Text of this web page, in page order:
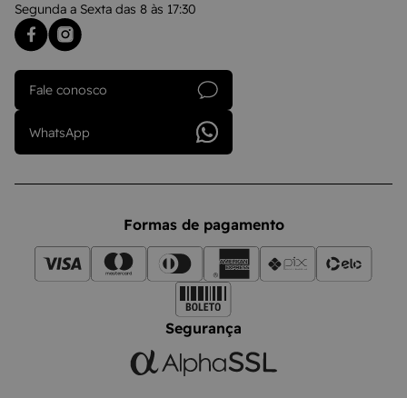
Segunda a Sexta das 8 às 17:30
Fale conosco
WhatsApp
Formas de pagamento
Segurança